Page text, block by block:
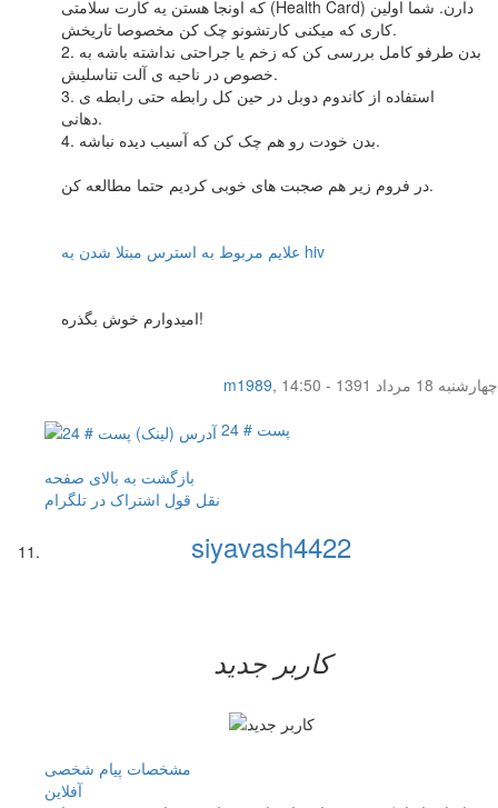
که اونجا هستن یه کارت سلامتی (Health Card) دارن. شما اولین
کاری که میکنی کارتشونو چک کن مخصوصا تاریخش.
2. بدن طرفو کامل بررسی کن که زخم یا جراحتی نداشته باشه به
خصوص در ناحیه ی آلت تناسلیش.
3. استفاده از کاندوم دوبل در حین کل رابطه حتی رابطه ی
دهانی.
4. بدن خودت رو هم چک کن که آسیب دیده نباشه.
در فروم زیر هم صجبت های خوبی کردیم حتما مطالعه کن.
علایم مربوط به استرس مبتلا شدن به hiv
امیدوارم خوش بگذره!
m1989,
چهار‌شنبه 18 مرداد 1391 - 14:50
پست # 24
بازگشت به بالای صفحه
نقل قول اشتراک در تلگرام
siyavash4422
کاربر جدید
مشخصات پیام شخصی
آفلاين